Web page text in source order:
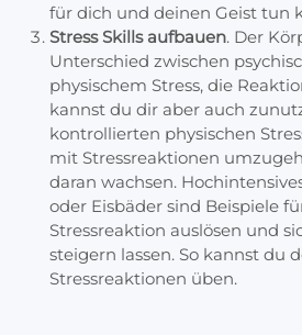
für dich und deinen Geist tun
Stress Skills aufbauen. Der
Unterschied zwischen
physischem Stress, die
kannst du dir aber auch
kontrollierten physischen
mit Stressreaktionen
daran wachsen.
oder Eisbäder sind Beispiele
Stressreaktion auslösen und
steigern lassen. So kannst du
Stressreaktionen üben.